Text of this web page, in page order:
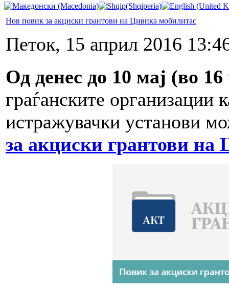
Нов повик за акциски грантови на Цивика мобилитас
Петок, 15 април 2016
Од денес до 10 мај (во 16
граѓанските организации
истражувачки установи
за акциски грантови на